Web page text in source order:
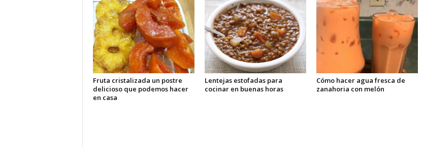
Fruta cristalizada un postre
delicioso que podemos hacer
en casa
Lentejas estofadas para
cocinar en buenas horas
Cómo hacer agua fresca de
zanahoria con melón